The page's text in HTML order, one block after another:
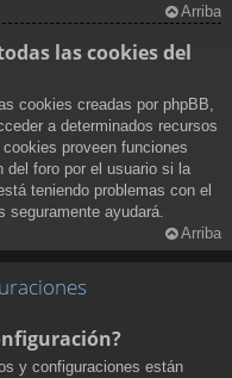
Arriba
las cookies del
cookies creadas por phpBB,
a determinados recursos
proveen funciones
del foro por el usuario si la
teniendo problemas con el
seguramente ayudará.
Arriba
y configuraciones están